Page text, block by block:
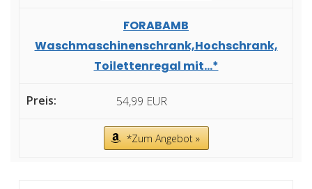
FORABAMB
Waschmaschinenschrank,Hochschrank,
Toilettenregal mit...*
54,99 EUR
*Zum Angebot »